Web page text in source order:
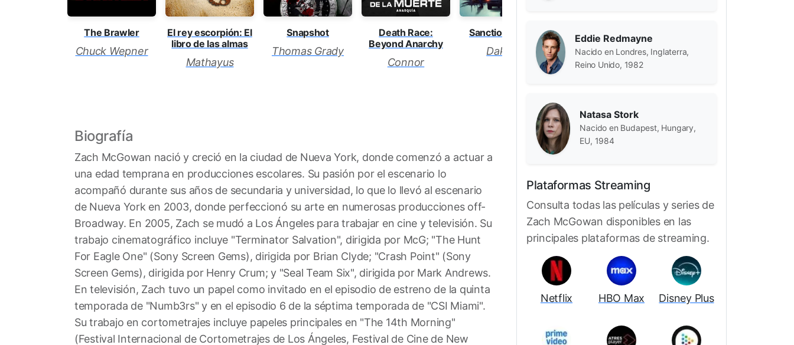
The Brawler
Chuck Wepner
El rey escorpión: El
libro de las almas
Mathayus
Snapshot
Thomas Grady
Death Race:
Beyond Anarchy
Connor
Sanctioning Evil
Dakota
SEAL Team VI
Chief Petty
Officer Roberts
Brandubh
Biografía
Zach McGowan nació y creció en la ciudad de Nueva York, donde comenzó a actuar a
una edad temprana en producciones escolares. Su pasión por el escenario lo
acompañó durante sus años de secundaria y universidad, lo que lo llevó al escenario
de Nueva York en 2003, donde perfeccionó su arte en numerosas producciones off-
Broadway. En 2005, Zach se mudó a Los Ángeles para trabajar en cine y televisión. Su
trabajo cinematográfico incluye "Terminator Salvation", dirigida por McG; "The Hunt
For Eagle One" (Sony Screen Gems), dirigida por Brian Clyde; "Crash Point" (Sony
Screen Gems), dirigida por Henry Crum; y "Seal Team Six", dirigida por Mark Andrews.
En televisión, Zach tuvo un papel como invitado en el episodio de estreno de la quinta
temporada de "Numb3rs" y en el episodio 6 de la séptima temporada de "CSI Miami".
Su trabajo en cortometrajes incluye papeles principales en "The 14th Morning"
(Festival Internacional de Cortometrajes de Los Ángeles, Festival de Cine de New
Eddie Redmayne
Nacido en Londres, Inglaterra,
Reino Unido, 1982
Natasa Stork
Nacido en Budapest, Hungary,
EU, 1984
Plataformas Streaming
Consulta todas las películas y series de
Zach McGowan disponibles en las
principales plataformas de streaming.
Netflix HBO Max Disney Plus